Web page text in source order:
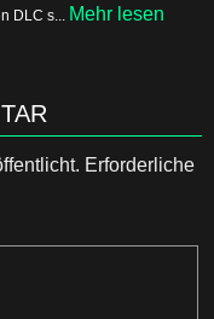
DLC s... Mehr lesen
Erforderliche